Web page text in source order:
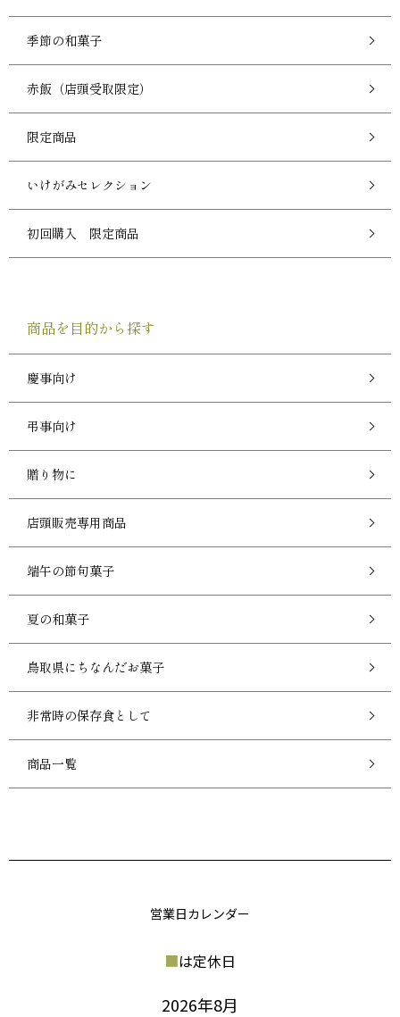
季節の和菓子
赤飯（店頭受取限定）
限定商品
いけがみセレクション
初回購入 限定商品
商品を目的から探す
慶事向け
弔事向け
贈り物に
店頭販売専用商品
端午の節句菓子
夏の和菓子
鳥取県にちなんだお菓子
非常時の保存食として
商品一覧
営業日カレンダー
■は定休日
2026年8月